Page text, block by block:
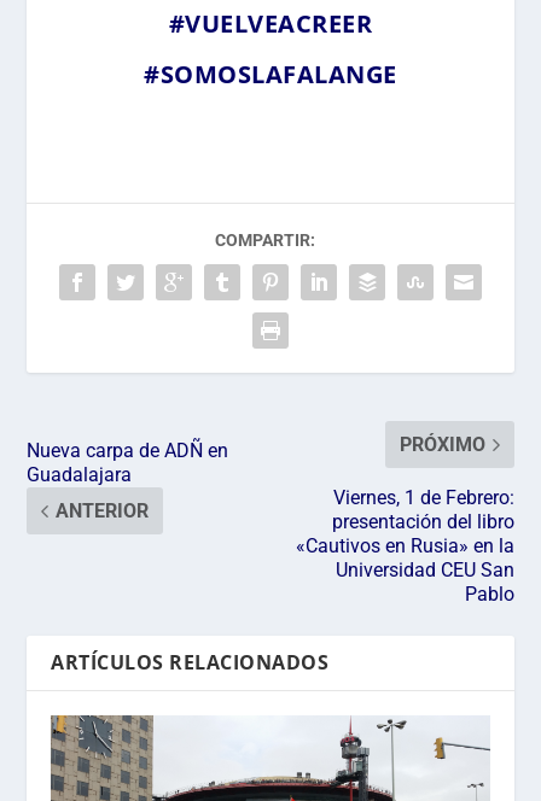
#VUELVEACREER
#SOMOSLAFALANGE
COMPARTIR:
Nueva carpa de ADÑ en
Guadalajara
ANTERIOR
PRÓXIMO
Viernes, 1 de Febrero:
presentación del libro
«Cautivos en Rusia» en la
Universidad CEU San
Pablo
ARTÍCULOS RELACIONADOS